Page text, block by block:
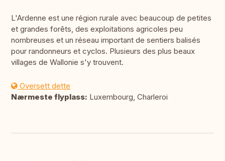
L'Ardenne est une région rurale avec beaucoup de petites
et grandes forêts, des exploitations agricoles peu
nombreuses et un réseau important de sentiers balisés
pour randonneurs et cyclos. Plusieurs des plus beaux
villages de Wallonie s'y trouvent.
Oversett dette
Nærmeste flyplass: Luxembourg, Charleroi